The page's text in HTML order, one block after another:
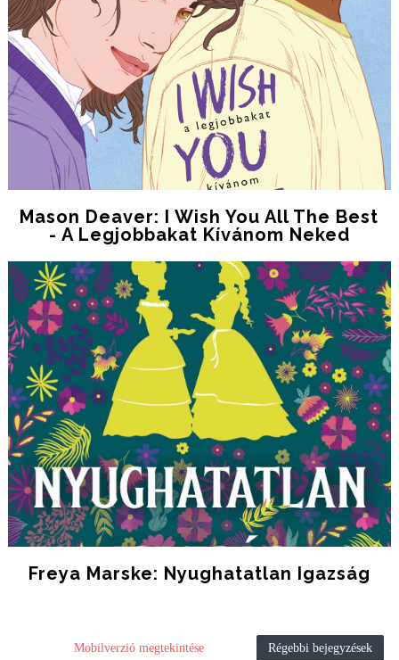
Mason Deaver: I Wish You All The Best
- A Legjobbakat Kívánom Neked
Freya Marske: Nyughatatlan Igazság
Régebbi bejegyzések
Mobilverzió megtekintése